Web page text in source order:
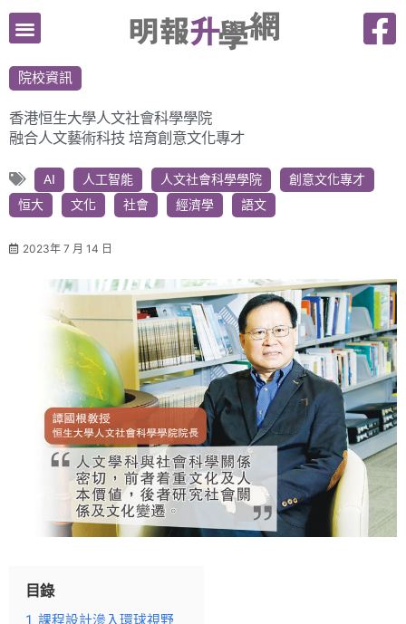
跳
要
內
容
院校資訊
香港恒生大學人文社會科學學院
融合人文藝術科技 培育創意文化專才
AI 人工智能 人文社會科學學院
創意文化專才
恒大
文化 社會 經濟學 語文
2023年 7 月 14 日
目錄
1 課程設計滲入環球視野